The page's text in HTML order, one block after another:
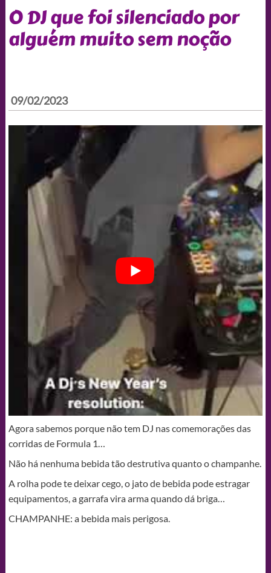
O DJ que foi silenciado por
alguém muito sem noção
09/02/2023
Agora sabemos porque não tem DJ nas comemorações das
corridas de Formula 1…
Não há nenhuma bebida tão destrutiva quanto o champanhe.
A rolha pode te deixar cego, o jato de bebida pode estragar
equipamentos, a garrafa vira arma quando dá briga…
CHAMPANHE: a bebida mais perigosa.